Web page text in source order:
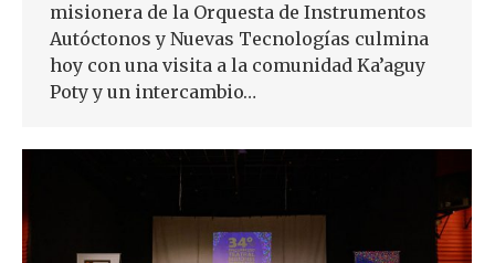
misionera de la Orquesta de Instrumentos
Autóctonos y Nuevas Tecnologías culmina
hoy con una visita a la comunidad Ka’aguy
Poty y un intercambio…